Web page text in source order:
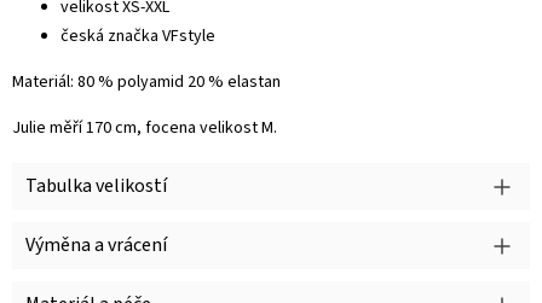
Tabulka velikostí
Výměna a vrácení
velikost XS-XXL
česká značka VFstyle
Materiál: 80 % polyamid 20 % elastan
Julie měří 170 cm, focena velikost M.